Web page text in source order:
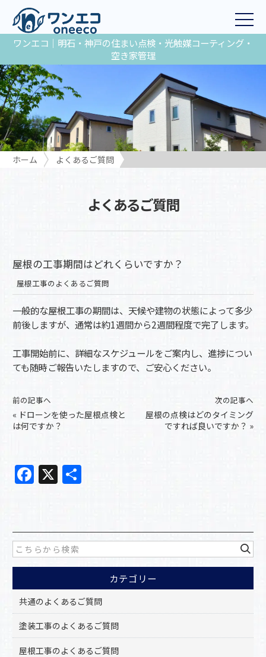
ワンエコ｜明石・神戸の住まい点検・光触媒コーティング・
空き家管理
ホーム
よくあるご質問
よくあるご質問
屋根の工事期間はどれくらいですか？
屋根工事のよくあるご質問
一般的な屋根工事の期間は、天候や建物の状態によって多少
前後しますが、通常は約1週間から2週間程度で完了します。
工事開始前に、詳細なスケジュールをご案内し、進捗につい
ても随時ご報告いたしますので、ご安心ください。
前の記事へ
« ドローンを使った屋根点検と
は何ですか？
次の記事へ
屋根の点検はどのタイミング
ですれば良いですか？ »
F
a
e
b
o
o
k
X
カテゴリー
共通のよくあるご質問
塗装工事のよくあるご質問
屋根工事のよくあるご質問